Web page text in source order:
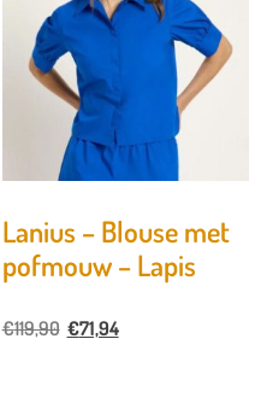
Lanius – Blouse met
pofmouw – Lapis
€119,90 €71,94